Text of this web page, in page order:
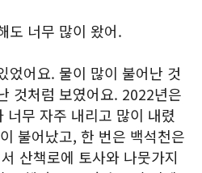
도 너무 많이 왔어.
었어요. 물이 많이 불어난 것
것처럼 보였어요. 2022년은
너무 자주 내리고 많이 내렸
불어났고, 한 번은 백석천은
산책로에 토사와 나뭇가지